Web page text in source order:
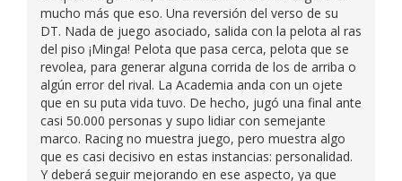
mucho más que eso. Una reversión del verso de su
DT. Nada de juego asociado, salida con la pelota al ras
del piso ¡Minga! Pelota que pasa cerca, pelota que se
revolea, para generar alguna corrida de los de arriba o
algún error del rival. La Academia anda con un ojete
que en su puta vida tuvo. De hecho, jugó una final ante
casi 50.000 personas y supo lidiar con semejante
marco. Racing no muestra juego, pero muestra algo
que es casi decisivo en estas instancias: personalidad.
Y deberá seguir mejorando en ese aspecto, ya que